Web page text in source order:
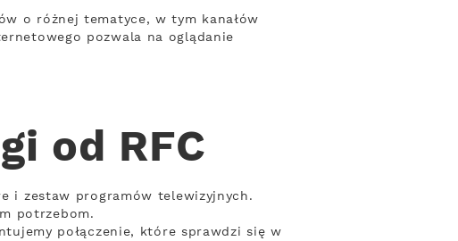
o różnej tematyce, w tym kanałów
pozwala na oglądanie
od RFC
i zestaw programów telewizyjnych.
potrzebom.
połączenie, które sprawdzi się w